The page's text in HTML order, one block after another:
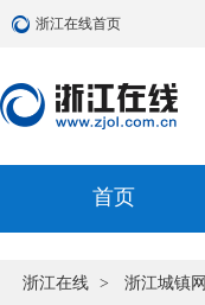
浙江在线首页
首页
浙江在线 > 浙江城镇网